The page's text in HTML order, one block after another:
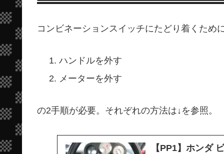
コンビネーションスイッチにたどり着くため
ハンドルを外す
メーターを外す
の2手順が必要。それぞれの方法は↓を参照。
【PP1】ホンダ